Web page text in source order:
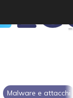
Malware e attacchi